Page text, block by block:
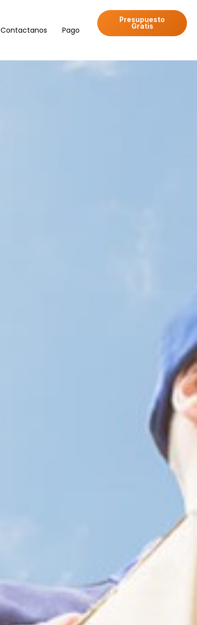
Contactanos Pago
Presupuesto
Gratis